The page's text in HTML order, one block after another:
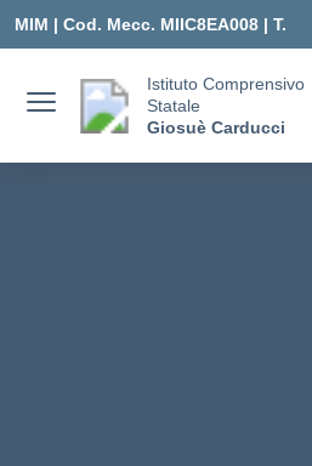
MIM | Cod. Mecc. MIIC8EA008 | T.
MIIC8EA008@ISTRUZIONE.IT
Istituto Comprensivo
Statale
Giosuè Carducci